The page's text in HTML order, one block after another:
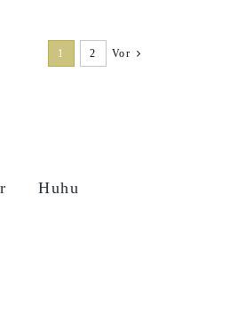
1 2 Vor
Huhu